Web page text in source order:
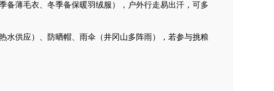
薄毛衣、冬季备保暖羽绒服），户外行走易出汗，可多
供应）、防晒帽、雨伞（井冈山多阵雨），若参与挑粮